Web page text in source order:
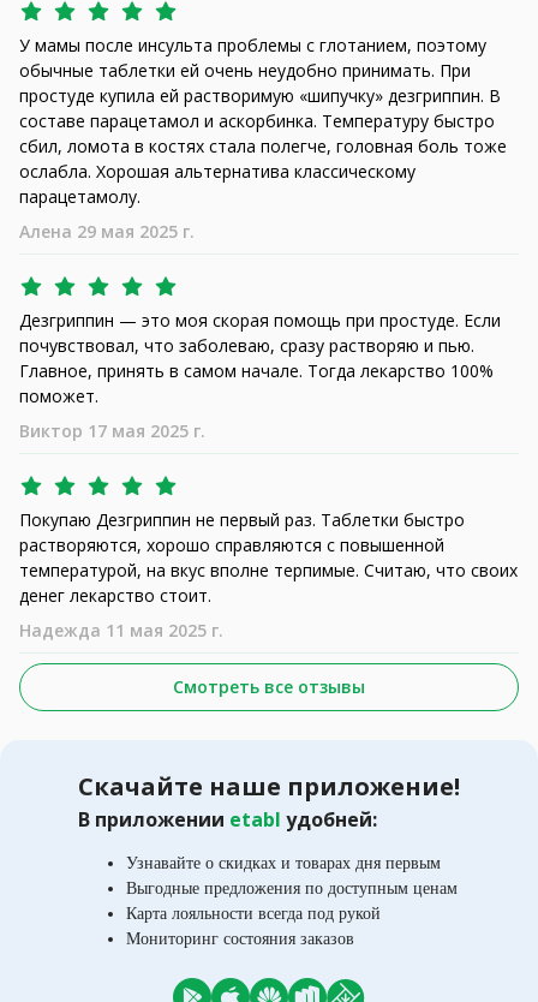
У мамы после инсульта проблемы с глотанием, поэтому
обычные таблетки ей очень неудобно принимать. При
простуде купила ей растворимую «шипучку» дезгриппин. В
составе парацетамол и аскорбинка. Температуру быстро
сбил, ломота в костях стала полегче, головная боль тоже
ослабла. Хорошая альтернатива классическому
парацетамолу.
Алена 29 мая 2025 г.
Дезгриппин — это моя скорая помощь при простуде. Если
почувствовал, что заболеваю, сразу растворяю и пью.
Главное, принять в самом начале. Тогда лекарство 100%
поможет.
Виктор 17 мая 2025 г.
Покупаю Дезгриппин не первый раз. Таблетки быстро
растворяются, хорошо справляются с повышенной
температурой, на вкус вполне терпимые. Считаю, что своих
денег лекарство стоит.
Надежда 11 мая 2025 г.
Смотреть все отзывы
Скачайте наше приложение!
В приложении etabl удобней:
Узнавайте о скидках и товарах дня первым
Выгодные предложения по доступным ценам
Карта лояльности всегда под рукой
Мониторинг состояния заказов